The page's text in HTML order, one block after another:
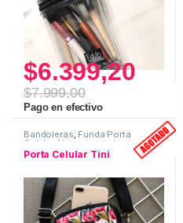
$6.399,20
$7.999,00
Pago en efectivo
Bandoleras, Funda Porta
Celular Uso personal
Porta Celular Tini